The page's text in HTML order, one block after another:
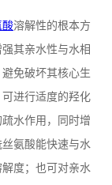
酸溶解性的根本方
其亲水性与水相
免破坏其核心生
进行适度的羟化
水作用，同时增
氨酸能快速与水
度；也可对亲水